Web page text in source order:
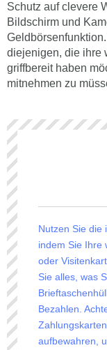
Schutz auf clevere
Bildschirm und
diejenigen, die ihre
griffbereit haben
mitnehmen zu
Nutzen Sie die
indem Sie Ihre
oder
Sie alles, was
Bezahlen.
aufbewahren,